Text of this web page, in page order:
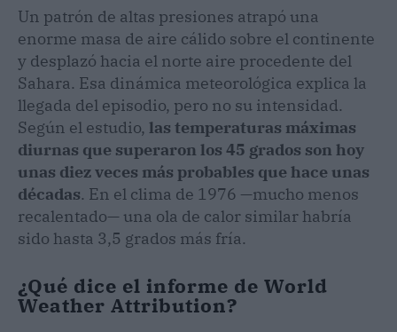
Un patrón de altas presiones atrapó una
enorme masa de aire cálido sobre el continente
y desplazó hacia el norte aire procedente del
Sahara. Esa dinámica meteorológica explica la
llegada del episodio, pero no su intensidad.
Según el estudio, las temperaturas máximas
diurnas que superaron los 45 grados son hoy
unas diez veces más probables que hace unas
décadas. En el clima de 1976 —mucho menos
recalentado— una ola de calor similar habría
sido hasta 3,5 grados más fría.
¿Qué dice el informe de World
Weather Attribution?